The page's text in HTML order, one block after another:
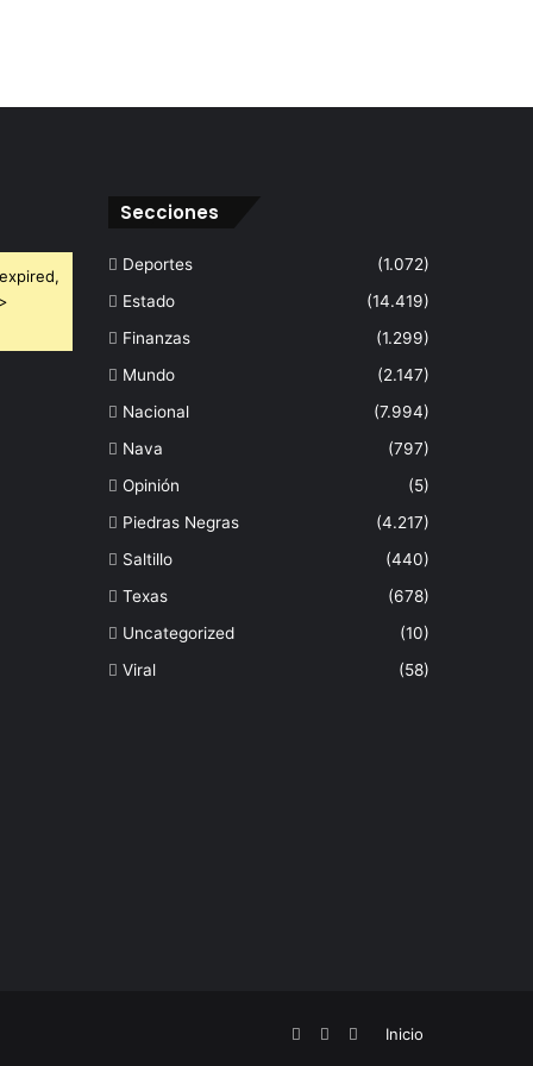
Secciones
Deportes
(1.072)
Estado
(14.419)
Finanzas
(1.299)
Mundo
(2.147)
Nacional
(7.994)
Nava
(797)
Opinión
(5)
Piedras Negras
(4.217)
Saltillo
(440)
Texas
(678)
Uncategorized
(10)
Viral
(58)
Inicio
Facebook
TwitterInstagram